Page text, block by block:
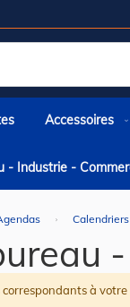
Accessoires
- Industrie -
à votre